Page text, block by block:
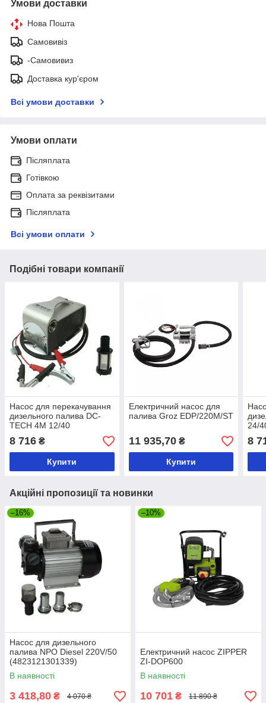
Умови доставки
Нова Пошта
Самовивіз
-Самовивиз
Доставка кур'єром
Всі умови доставки
Умови оплати
Післяплата
Готівкою
Оплата за реквізитами
Післяплата
Всі умови оплати
Подібні товари компанії
Насос для перекачування
дизельного палива DC-
TECH 4M 12/40
8 716 ₴
Купити
Електричний насос для
палива Groz EDP/220M/ST
11 935,70₴
Купити
24/
8
Акційні пропозиції та новинки
–16%
Насос для дизельного
палива NPO Diesel 220V/50
(4823121301339)
В наявності
3 418,80 ₴ 4 070 ₴
–10%
Електричний насос ZIPPER
ZI-DOP600
В наявності
10 701 ₴ 11 890 ₴